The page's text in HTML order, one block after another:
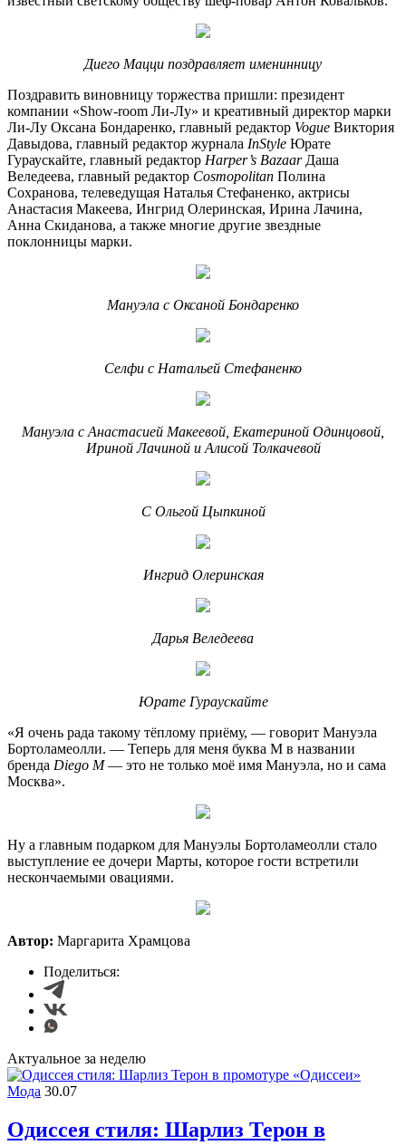
Диего Мацци поздравляет именинницу
Поздравить виновницу торжества пришли: президент
компании «Show-room Ли-Лу» и креативный директор марки
Ли-Лу Оксана Бондаренко, главный редактор Vogue Виктория
Давыдова, главный редактор журнала InStyle Юрате
Гураускайте, главный редактор Harper’s Bazaar Даша
Веледеева, главный редактор Cosmopolitan Полина
Сохранова, телеведущая Наталья Стефаненко, актрисы
Анастасия Макеева, Ингрид Олеринская, Ирина Лачина,
Анна Скиданова, а также многие другие звездные
поклонницы марки.
Мануэла с Оксаной Бондаренко
Селфи с Натальей Стефаненко
Мануэла с Анастасией Макеевой, Екатериной Одинцовой,
Ириной Лачиной и Алисой Толкачевой
С Ольгой Цыпкиной
Ингрид Олеринская
Дарья Веледеева
Юрате Гураускайте
«Я очень рада такому тёплому приёму, — говорит Мануэла
Бортоламеолли. — Теперь для меня буква М в названии
бренда Diego M— это не только моё имя Мануэла, но и сама
Москва».
Ну а главным подарком для Мануэлы Бортоламеолли стало
выступление ее дочери Марты, которое гости встретили
нескончаемыми овациями.
Автор: Маргарита Храмцова
Поделиться:
Актуальное за неделю
Мода 30.07
Одиссея стиля: Шарлиз Терон в